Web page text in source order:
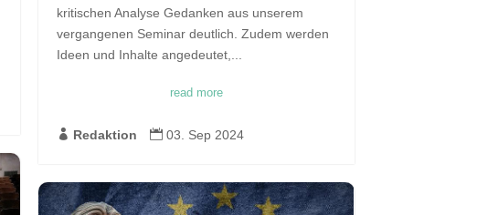
kritischen Analyse Gedanken aus unserem
vergangenen Seminar deutlich. Zudem werden
Ideen und Inhalte angedeutet,...
read more
 Redaktion  03. Sep 2024